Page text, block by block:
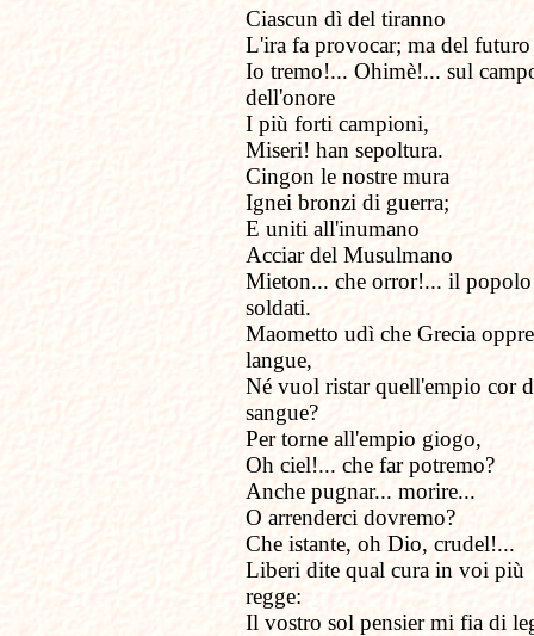
Ciascun dì del tiranno
L'ira fa provocar; ma del futuro
Io tremo!... Ohimè!... sul
dell'onore
I più forti campioni,
Miseri! han sepoltura.
Cingon le nostre mura
Ignei bronzi di guerra;
E uniti all'inumano
Acciar del Musulmano
Mieton... che orror!... il
soldati.
Maometto udì che Grecia
langue,
Né vuol ristar quell'empio cor
sangue?
Per torne all'empio giogo,
Oh ciel!... che far potremo?
Anche pugnar... morire...
O arrenderci dovremo?
Che istante, oh Dio, crudel!...
Liberi dite qual cura in voi più
regge:
Il vostro sol pensier mi fia di